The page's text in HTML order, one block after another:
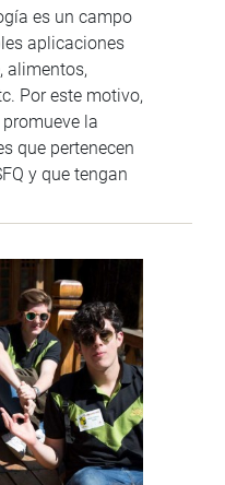
es un campo
aplicaciones
alimentos,
Por este motivo,
la
que pertenecen
y que tengan